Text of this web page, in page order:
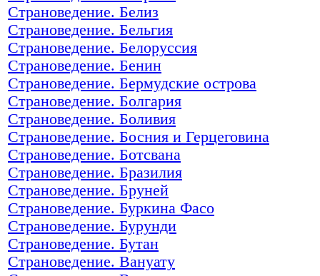
Страноведение. Белиз
Страноведение. Бельгия
Страноведение. Белоруссия
Страноведение. Бенин
Страноведение. Бермудские острова
Страноведение. Болгария
Страноведение. Боливия
Страноведение. Босния и Герцеговина
Страноведение. Ботсвана
Страноведение. Бразилия
Страноведение. Бруней
Страноведение. Буркина Фасо
Страноведение. Бурунди
Страноведение. Бутан
Страноведение. Вануату